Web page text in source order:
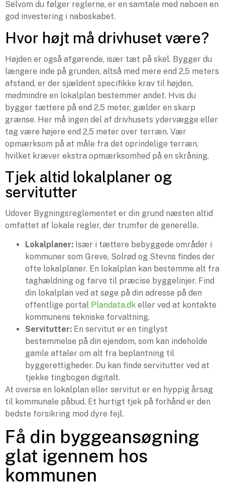
Selvom du følger reglerne, er en samtale med naboen en
god investering i naboskabet.
Hvor højt må drivhuset være?
Højden er også afgørende, især tæt på skel. Bygger du
længere inde på grunden, altså med mere end 2,5 meters
afstand, er der sjældent specifikke krav til højden,
medmindre en lokalplan bestemmer andet. Hvis du
bygger tættere på end 2,5 meter, gælder en skarp
grænse. Her må ingen del af drivhusets ydervægge eller
tag være højere end 2,5 meter over terræn. Vær
opmærksom på at måle fra det oprindelige terræn,
hvilket kræver ekstra opmærksomhed på en skråning.
Tjek altid lokalplaner og
servitutter
Udover Bygningsreglementet er din grund næsten altid
omfattet af lokale regler, der trumfer de generelle.
Lokalplaner: Især i tættere bebyggede områder i
kommuner som Greve, Solrød og Stevns findes der
ofte lokalplaner. En lokalplan kan bestemme alt fra
taghældning og farve til præcise byggelinjer. Find
din lokalplan ved at søge på din adresse på den
offentlige portal Plandata.dk eller ved at kontakte
kommunens tekniske forvaltning.
Servitutter: En servitut er en tinglyst
bestemmelse på din ejendom, som kan indeholde
gamle aftaler om alt fra beplantning til
byggerettigheder. Du kan finde servitutter ved at
tjekke tingbogen digitalt.
At overse en lokalplan eller servitut er en hyppig årsag
til kommunale påbud. Et hurtigt tjek på forhånd er den
bedste forsikring mod dyre fejl.
Få din byggeansøgning
glat igennem hos
kommunen